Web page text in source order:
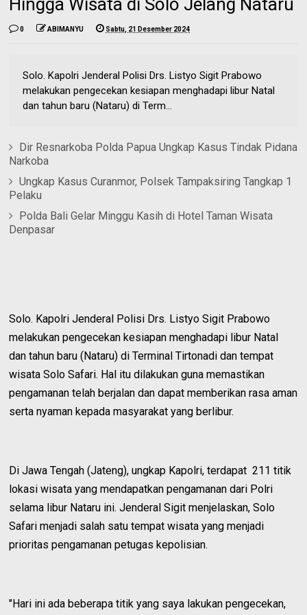
Hingga Wisata di Solo Jelang Nataru
0 ABIMANYU Sabtu, 21 Desember 2024
Solo. Kapolri Jenderal Polisi Drs. Listyo Sigit Prabowo
melakukan pengecekan kesiapan menghadapi libur Natal
dan tahun baru (Nataru) di Term...
Dir Resnarkoba Polda Papua Ungkap Kasus Tindak Pidana
Narkoba
Ungkap Kasus Curanmor, Polsek Tampaksiring Tangkap 1
Pelaku
Polda Bali Gelar Minggu Kasih di Hotel Taman Wisata
Denpasar
Solo. Kapolri Jenderal Polisi Drs. Listyo Sigit Prabowo
melakukan pengecekan kesiapan menghadapi libur Natal
dan tahun baru (Nataru) di Terminal Tirtonadi dan tempat
wisata Solo Safari. Hal itu dilakukan guna memastikan
pengamanan telah berjalan dan dapat memberikan rasa aman
serta nyaman kepada masyarakat yang berlibur.
Di Jawa Tengah (Jateng), ungkap Kapolri, terdapat 211 titik
lokasi wisata yang mendapatkan pengamanan dari Polri
selama libur Nataru ini. Jenderal Sigit menjelaskan, Solo
Safari menjadi salah satu tempat wisata yang menjadi
prioritas pengamanan petugas kepolisian.
"Hari ini ada beberapa titik yang saya lakukan pengecekan,